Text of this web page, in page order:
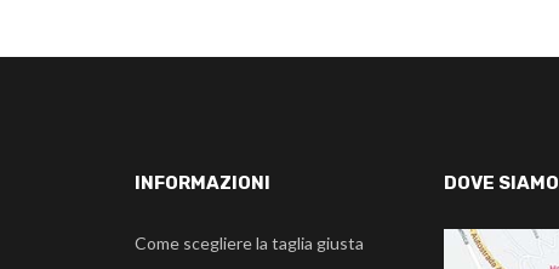
INFORMAZIONI
Come scegliere la taglia giusta
DOVE SIAMO